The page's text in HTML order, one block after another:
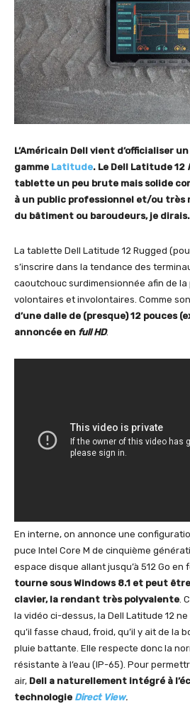
L’Américain Dell vient d’officialiser
gamme Latitude. Le Dell Latitude 12
tablette un peu brute mais solide
à un public professionnel et/ou très
du bâtiment ou baroudeurs, je dirais.
La tablette Dell Latitude 12 Rugged
s’inscrire dans la tendance des
caoutchouc surdimensionnée afin de
volontaires et involontaires. Comme
d’une dalle de (presque) 12 pouces
annoncée en full HD.
En interne, on annonce une
puce Intel Core M de cinquième
espace disque allant jusqu’à 512 Go en
tourne sous Windows 8.1 et peut
clavier, la rendant très polyvalente.
la vidéo ci-dessus, la Dell Latitude 12
qu’il fasse chaud, froid, qu’il y ait de la
pluie battante. Elle respecte donc la
résistante à l’eau (IP-65). Pour
air, Dell a naturellement intégré à
technologie DirectView.